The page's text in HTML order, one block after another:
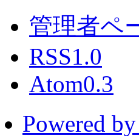
管理者ペ
RSS1.0
Atom0.3
Powered